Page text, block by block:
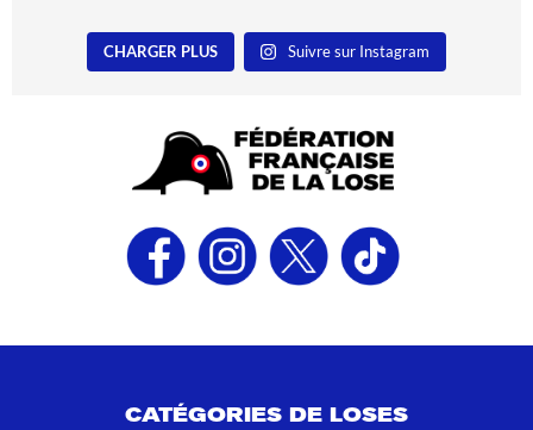
CHARGER PLUS Suivre sur Instagram
CATÉGORIES DE LOSES